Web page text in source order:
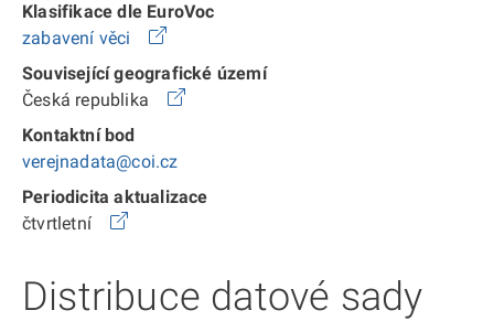
Klasifikace dle EuroVoc
zabavení věci
Související geografické území
Česká republika
Kontaktní bod
verejnadata@coi.cz
Periodicita aktualizace
čtvrtletní
Distribuce datové sady